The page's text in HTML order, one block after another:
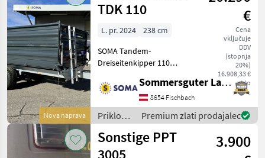
Nova naprava
TDK 110
€
Cena
vključuje
DDV
(stopnja
20%)
16.908,33 €
neto
L. pr. 2024
238 cm
SOMA Tandem-
Dreiseitenkipper 110
Spezialstahl verzinkt -Achse
2x5000kg Tragkraft bei
25km/h -Bereifung 15.0/55-
17 auf Stahlfelge -2-L
Sommersguter Landmaschinen GmbH
8654 Fischbach
Priklopniki
/
Sonstige
Premium zlati prodajalec
Sonstige PPT
3005
3.900